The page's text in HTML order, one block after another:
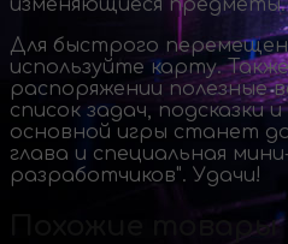
изменяющиеся предметы.
Для быстрого
используйте карту.
распоряжении полезные
список задач, подсказки
основной игры станет
глава и специальная
разработчиков". Удачи!
Похожие товары